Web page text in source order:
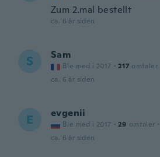
Zum 2.mal bestellt
ca. 6 år siden
S Sam
Ble med i 2017 · 217 omtaler
ca. 6 år siden
E evgenii
Ble med i 2017 · 29 omtaler ·
ca. 6 år siden